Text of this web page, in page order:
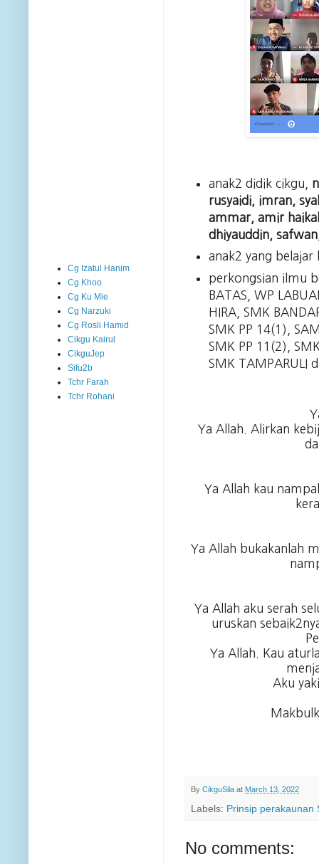
anak2 didik cikgu,
rusyaidi, imran,
ammar, amir
dhiyauddin,
anak2 yang
perkongsian ilmu
BATAS, WP
HIRA, SMK
SMK PP 14(1),
SMK PP 11(2),
SMK TAMPARULI
Ya Allah. Alirkan
Ya Allah kau
Ya Allah bukakanlah
Ya Allah aku serah
uruskan
Ya Allah. Kau
Aku
By CikguSila at March 13, 2022
Labels: Prinsip perakaunan
No comments:
Cg Izatul Hanim
Cg Khoo
Cg Ku Mie
Cg Narzuki
Cg Rosli Hamid
Cikgu Kairul
CikguJep
Sifu2b
Tchr Farah
Tchr Rohani